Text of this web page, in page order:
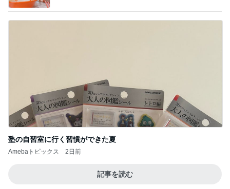
大好きでまた買いに行きたいあんみつ
Amebaトピックス 1日前
Amebaトピックス 1日前